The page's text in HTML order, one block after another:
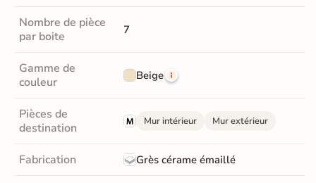
Nombre de pièce
par boite
7
Gamme de
couleur
Beige
Pièces de
destination
Mur intérieur Mur extérieur
Fabrication Grès cérame émaillé